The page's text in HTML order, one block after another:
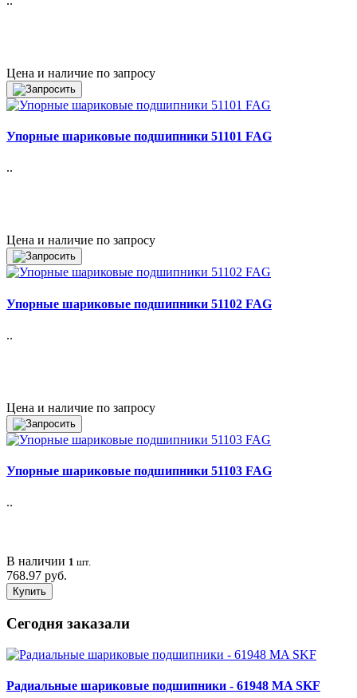
Цена и наличие по запросу
Упорные шариковые подшипники 51101 FAG
..
Цена и наличие по запросу
Упорные шариковые подшипники 51102 FAG
..
Цена и наличие по запросу
Упорные шариковые подшипники 51103 FAG
..
В наличии 1 шт.
768.97 руб.
Купить
Сегодня заказали
Радиальные шариковые подшипники - 61948 MA SKF